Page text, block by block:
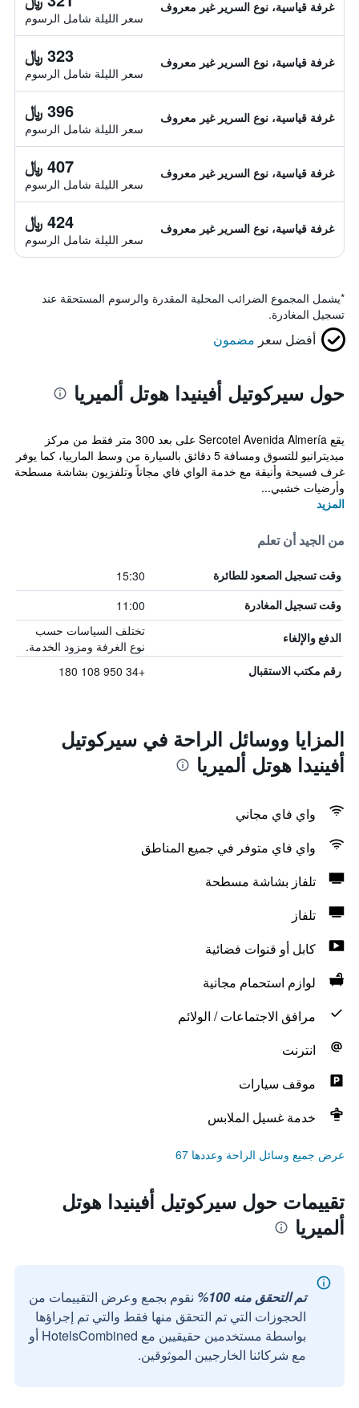
غرفة قياسية، نوع السرير غير معروف
سعر الليلة شامل الرسوم
غرفة قياسية، نوع السرير غير معروف 323 ﷼
سعر الليلة شامل الرسوم
غرفة قياسية، نوع السرير غير معروف 396 ﷼
سعر الليلة شامل الرسوم
غرفة قياسية، نوع السرير غير معروف 407 ﷼
سعر الليلة شامل الرسوم
غرفة قياسية، نوع السرير غير معروف 424 ﷼
سعر الليلة شامل الرسوم
*يشمل المجموع الضرائب المحلية المقدرة والرسوم المستحقة عند
تسجيل المغادرة.
أفضل سعر مضمون
حول سيركوتيل أفينيدا هوتل ألميريا
يقع Sercotel Avenida Almería على بعد 300 متر فقط من مركز
ميديترانيو للتسوق ومسافة 5 دقائق بالسيارة من وسط المارييا، كما يوفر
غرف فسيحة وأنيقة مع خدمة الواي فاي مجاناً وتلفزيون بشاشة مسطحة
وأرضيات خشبي...
المزيد
من الجيد أن تعلم
وقت تسجيل الصعود للطائرة 15:30
وقت تسجيل المغادرة 11:00
الدفع والإلغاء
تختلف السياسات حسب
نوع الغرفة ومزود الخدمة.
رقم مكتب الاستقبال +34 950 108 180
المزايا ووسائل الراحة في سيركوتيل
أفينيدا هوتل ألميريا
واي فاي مجاني
واي فاي متوفر في جميع المناطق
تلفاز بشاشة مسطحة
تلفاز
كابل أو قنوات فضائية
لوازم استحمام مجانية
مرافق الاجتماعات / الولائم
انترنت
موقف سيارات
خدمة غسيل الملابس
عرض جميع وسائل الراحة وعددها 67
تقييمات حول سيركوتيل أفينيدا هوتل
ألميريا
تم التحقق منه 100%
نقوم بجمع وعرض التقييمات من
الحجوزات التي تم التحقق منها فقط والتي تم إجراؤها
بواسطة مستخدمين حقيقيين مع HotelsCombined أو
مع شركائنا الخارجيين الموثوقين.